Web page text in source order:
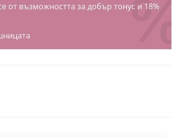
от възможността за добър тонус и 18%